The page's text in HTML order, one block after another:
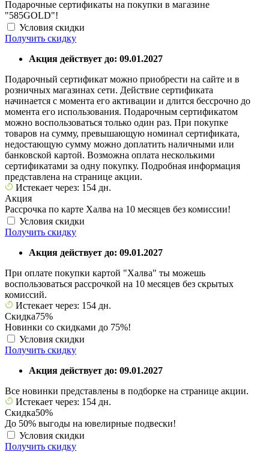
Подарочные сертификаты на покупки в магазине
"585GOLD"!
Условия скидки
Получить скидку
Акция действует до: 09.01.2027
Подарочный сертификат можно приобрести на сайте и в
розничных магазинах сети. Действие сертификата
начинается с момента его активации и длится бессрочно до
момента его использования. Подарочным сертификатом
можно воспользоваться только один раз. При покупке
товаров на сумму, превышающую номинал сертификата,
недостающую сумму можно доплатить наличными или
банковской картой. Возможна оплата несколькими
сертификатами за одну покупку. Подробная информация
представлена на странице акции.
Истекает через: 154 дн.
Акция
Рассрочка по карте Халва на 10 месяцев без комиссии!
Условия скидки
Получить скидку
Акция действует до: 09.01.2027
При оплате покупки картой "Халва" ты можешь
воспользоваться рассрочкой на 10 месяцев без скрытых
комиссий.
Истекает через: 154 дн.
Скидка75%
Новинки со скидками до 75%!
Условия скидки
Получить скидку
Акция действует до: 09.01.2027
Все новинки представлены в подборке на странице акции.
Истекает через: 154 дн.
Скидка50%
До 50% выгоды на ювелирные подвески!
Условия скидки
Получить скидку